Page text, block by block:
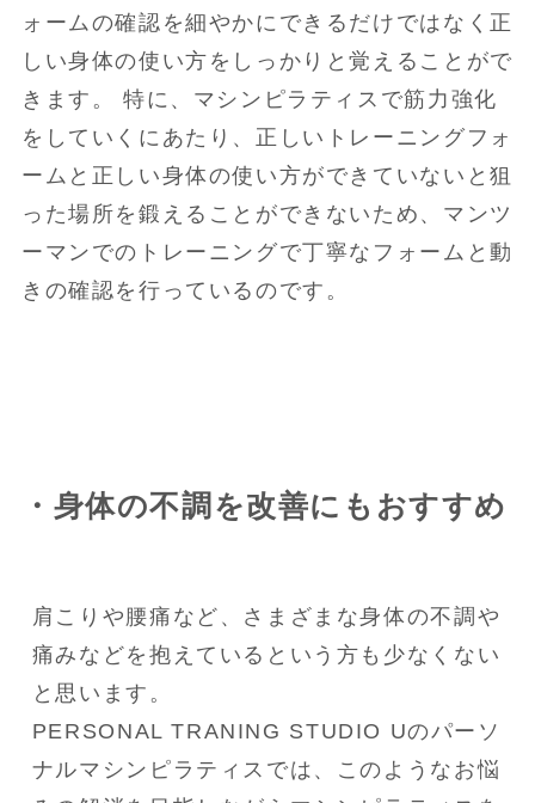
ォームの確認を細やかにできるだけではなく正
しい身体の使い方をしっかりと覚えることがで
きます。 特に、マシンピラティスで筋力強化
をしていくにあたり、正しいトレーニングフォ
ームと正しい身体の使い方ができていないと狙
った場所を鍛えることができないため、マンツ
ーマンでのトレーニングで丁寧なフォームと動
きの確認を行っているのです。
・身体の不調を改善にもおすすめ
肩こりや腰痛など、さまざまな身体の不調や
痛みなどを抱えているという方も少なくない
と思います。
PERSONAL TRANING STUDIO Uのパーソ
ナルマシンピラティスでは、このようなお悩